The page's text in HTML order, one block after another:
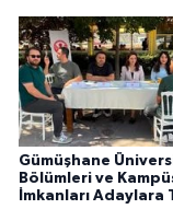
Gümüşhane
Bölümleri ve
İmkanları Adaylara